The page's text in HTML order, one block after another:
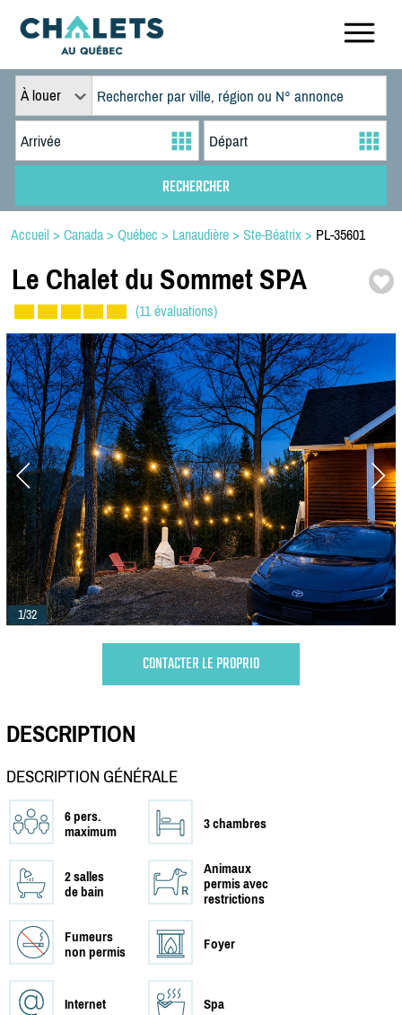
À louer
Accueil > Canada > Québec > Lanaudière > Ste-Béatrix > PL-35601
Le Chalet du Sommet SPA
(11 évaluations)
1/32
CONTACTER LE PROPRIO
DESCRIPTION
DESCRIPTION GÉNÉRALE
6 pers.
maximum
3 chambres
2 salles
de bain
Animaux
permis avec
restrictions
Fumeurs
non permis
Foyer
Internet Spa